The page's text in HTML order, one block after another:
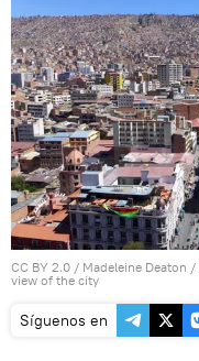
CC BY 2.0 / Madeleine Deaton /
view of the city
Síguenos en